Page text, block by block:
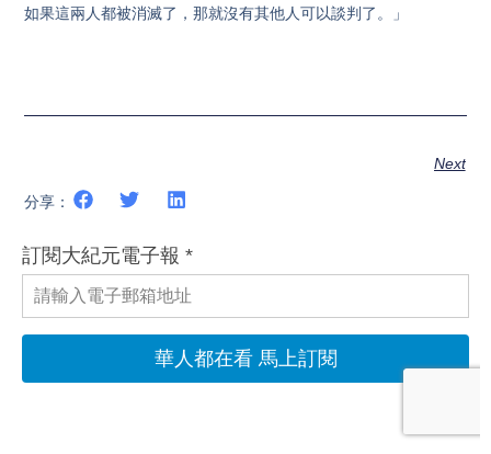
如果這兩人都被消滅了，那就沒有其他人可以談判了。」
Next
分享：